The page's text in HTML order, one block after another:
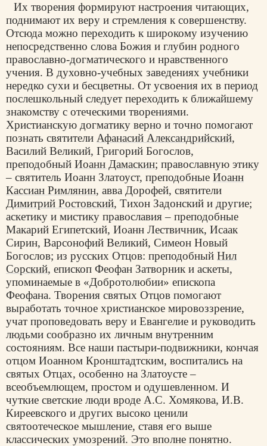
Их творения формируют настроения читающих,
поднимают их веру и стремления к совершенству.
Отсюда можно переходить к широкому изучению
непосредственно слова Божия и глубин родного
православно-догматического и нравственного
учения. В духовно-учебных заведениях учебники
нередко сухи и бесцветны. От усвоения их в период
послешкольный следует переходить к ближайшему
знакомству с отеческими творениями.
Христианскую догматику верно и точно помогают
познать святители Афанасий Александрийский,
Василий Великий, Григорий Богослов,
преподобный Иоанн Дамаскин; православную этику
– святитель Иоанн Златоуст, преподобные Иоанн
Кассиан Римлянин, авва Дорофей, святители
Димитрий Ростовский, Тихон Задонский и другие;
аскетику и мистику православия – преподобные
Макарий Египетский, Иоанн Лествичник, Исаак
Сирин, Варсонофий Великий, Симеон Новый
Богослов; из русских Отцов: преподобный Нил
Сорский, епископ Феофан Затворник и аскеты,
упоминаемые в «Добротолюбии» епископа
Феофана. Творения святых Отцов помогают
выработать точное христианское мировоззрение,
учат проповедовать веру и Евангелие и руководить
людьми сообразно их личным внутренним
состояниям. Все наши пастыри-подвижники, кончая
отцом Иоанном Кронштадтским, воспитались на
святых Отцах, особенно на Златоусте –
всеобъемлющем, простом и одушевленном. И
чуткие светские люди вроде А.С. Хомякова, И.В.
Киреевского и других высоко ценили
святоотеческое мышление, ставя его выше
классических умозрений. Это вполне понятно.